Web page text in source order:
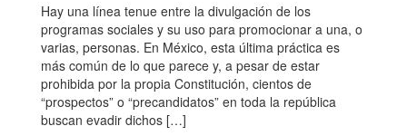
Hay una línea tenue entre la divulgación de los
programas sociales y su uso para promocionar a una, o
varias, personas. En México, esta última práctica es
más común de lo que parece y, a pesar de estar
prohibida por la propia Constitución, cientos de
“prospectos” o “precandidatos” en toda la república
buscan evadir dichos […]